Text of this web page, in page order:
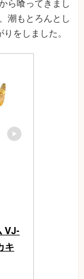
ら喰ってきまし
潮もとろんとし
をしました。
VJ-
キ